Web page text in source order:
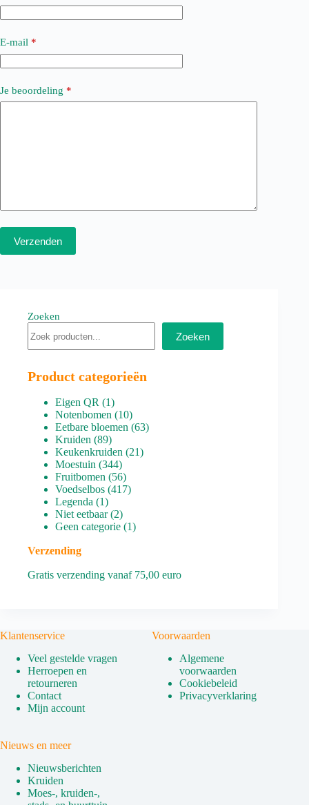
E-mail *
Je beoordeling *
Verzenden
Zoeken
Zoeken
Product categorieën
Eigen QR 11
product
Notenbomen 1010
producten
Eetbare bloemen 6363
Kruiden 8989
producten
Keukenkruiden 2121
Moestuin 344344
producten
Fruitbomen 5656
producten
Voedselbos 417417
Legenda 11
product
Niet eetbaar 22
producten
Geen categorie 11
Verzending
Gratis verzending vanaf 75,00 euro
Klantenservice
Veel gestelde vragen
Herroepen en
retourneren
Contact
Mijn account
Voorwaarden
Algemene
voorwaarden
Cookiebeleid
Privacyverklaring
Nieuws en meer
Nieuwsberichten
Kruiden
Moes-, kruiden-,